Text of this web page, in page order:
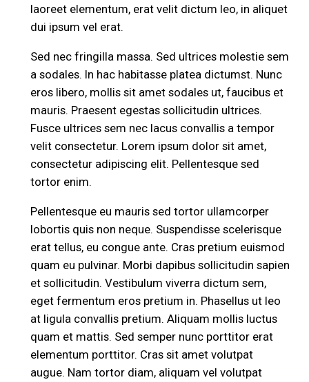
laoreet elementum, erat velit dictum leo, in aliquet
dui ipsum vel erat.
Sed nec fringilla massa. Sed ultrices molestie sem
a sodales. In hac habitasse platea dictumst. Nunc
eros libero, mollis sit amet sodales ut, faucibus et
mauris. Praesent egestas sollicitudin ultrices.
Fusce ultrices sem nec lacus convallis a tempor
velit consectetur. Lorem ipsum dolor sit amet,
consectetur adipiscing elit. Pellentesque sed
tortor enim.
Pellentesque eu mauris sed tortor ullamcorper
lobortis quis non neque. Suspendisse scelerisque
erat tellus, eu congue ante. Cras pretium euismod
quam eu pulvinar. Morbi dapibus sollicitudin sapien
et sollicitudin. Vestibulum viverra dictum sem,
eget fermentum eros pretium in. Phasellus ut leo
at ligula convallis pretium. Aliquam mollis luctus
quam et mattis. Sed semper nunc porttitor erat
elementum porttitor. Cras sit amet volutpat
augue. Nam tortor diam, aliquam vel volutpat